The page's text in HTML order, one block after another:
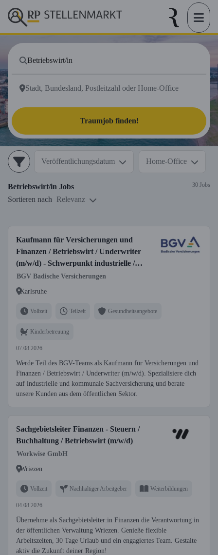
Traumjob finden!
Veröffentlichungsdatum Home-Office
Betriebswirt/in Jobs 30 Jobs
Sortieren nach Relevanz
Kaufmann für Versicherungen und
Finanzen / Betriebswirt / Underwriter
(m/w/d) - Schwerpunkt industrielle /
kommunale Sachversicherung
BGV Badische Versicherungen
Karlsruhe
Vollzeit Teilzeit Gesundheitsangebote
Kinderbetreuung
07.08.2026
Werde Teil des BGV-Teams als Kaufmann für Versicherungen und
Finanzen / Betriebswirt / Underwriter (m/w/d). Spezialisiere dich
auf industrielle und kommunale Sachversicherung und berate
unsere Kunden aus dem öffentlichen Sektor.
Sachgebietsleiter Finanzen - Steuern /
Buchhaltung / Betriebswirt (m/w/d)
Workwise GmbH
Wriezen
Vollzeit Nachhaltiger Arbeitgeber Weiterbildungen
04.08.2026
Übernehme als Sachgebietsleiter:in Finanzen die Verantwortung in
der öffentlichen Verwaltung Wriezen. Genieße flexible
Arbeitszeiten, 30 Tage Urlaub und ein engagiertes Team. Gestalte
aktiv die Zukunft deiner Region!